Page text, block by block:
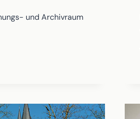
und Archivraum